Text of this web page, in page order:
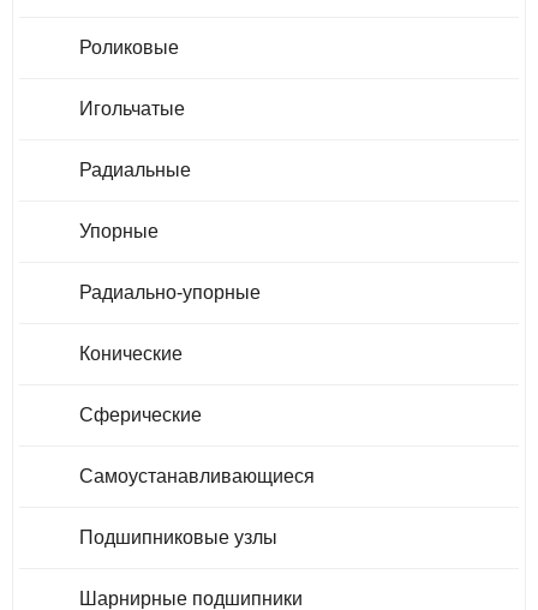
Роликовые
Игольчатые
Радиальные
Упорные
Радиально-упорные
Конические
Сферические
Самоустанавливающиеся
Подшипниковые узлы
Шарнирные подшипники